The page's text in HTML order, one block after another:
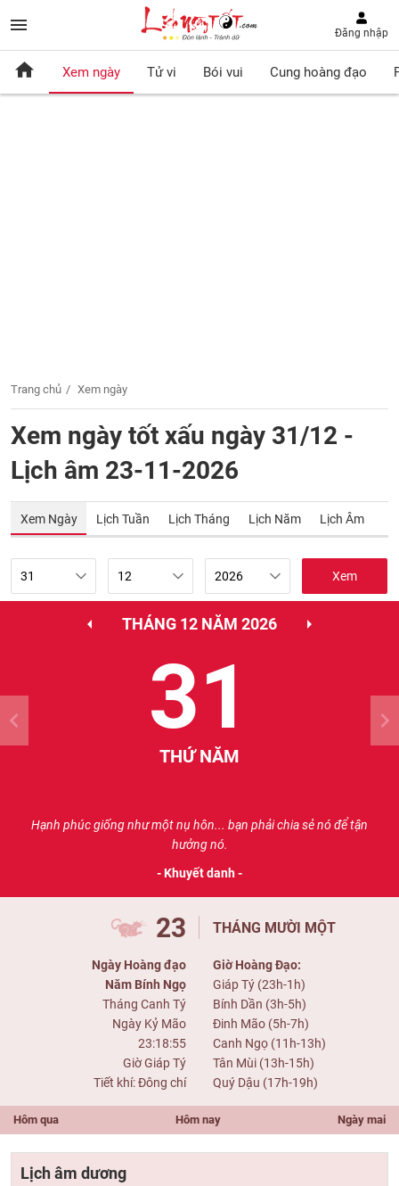
Đăng nhập
Xem ngày Tử vi Bói vui Cung hoàng đạo
Trang chủ Xem ngày
Xem ngày tốt xấu ngày 31/12 -
Lịch âm 23-11-2026
Xem Ngày Lịch Tuần Lịch Tháng Lịch Năm Lịch Âm
Xem
THÁNG 12 NĂM 2026
31
THỨ NĂM
Hạnh phúc giống như một nụ hôn... bạn phải chia sẻ nó để tận
hưởng nó.
- Khuyết danh -
23
Ngày Hoàng đạo
Năm Bính Ngọ
Tháng Canh Tý
Ngày Kỷ Mão
23:18:55
Giờ Giáp Tý
Tiết khí: Đông chí
THÁNG MƯỜI MỘT
Giờ Hoàng Đạo:
Giáp Tý (23h-1h)
Bính Dần (3h-5h)
Đinh Mão (5h-7h)
Canh Ngọ (11h-13h)
Tân Mùi (13h-15h)
Quý Dậu (17h-19h)
Hôm qua Hôm nay Ngày mai
Lịch âm dương